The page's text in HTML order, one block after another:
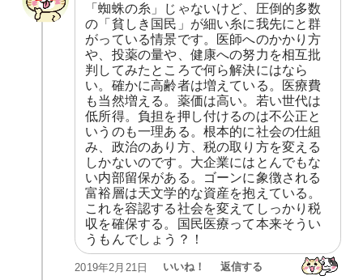
「蜘蛛の糸」じゃないけど、圧倒的多数
の「貧しき国民」が細い糸に我先にと群
がっている情景です。医師へのかかり方
や、投薬の量や、健康への努力を相互批
判してみたところで何ら解決にはなら
い。確かに高齢者は増えている。医療費
も当然増える。薬価は高い。若い世代は
低所得。負担を押し付けるのは不公正と
いうのも一理ある。根本的に社会の仕組
み、政治のあり方、税の取り方を変える
しかないのです。大企業にはとんでもな
い内部留保がある。ゴーンに象徴される
富裕層は天文学的な資産を抱えている。
これを容認する社会を変えてしっかり税
収を確保する。国民医療って本来そうい
うもんでしょう？！
2019年2月21日 いいね！ 返信する